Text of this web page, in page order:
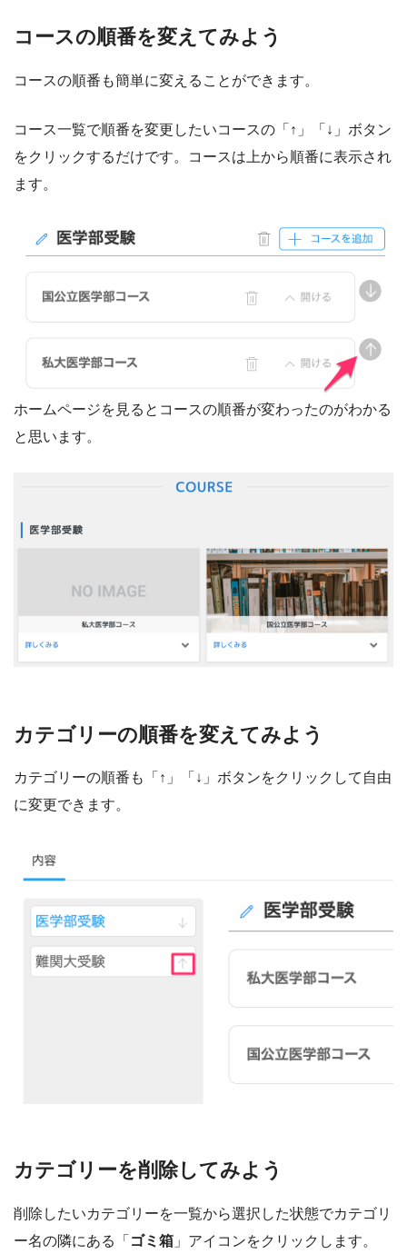
コースの順番を変えてみよう
コースの順番も簡単に変えることができます。
コース一覧で順番を変更したいコースの「↑」「↓」ボタン
をクリックするだけです。コースは上から順番に表示され
ます。
ホームページを見るとコースの順番が変わったのがわかる
と思います。
カテゴリーの順番を変えてみよう
カテゴリーの順番も「↑」「↓」ボタンをクリックして自由
に変更できます。
カテゴリーを削除してみよう
削除したいカテゴリーを一覧から選択した状態でカテゴリ
ー名の隣にある「 ゴミ箱 」アイコンをクリックします。